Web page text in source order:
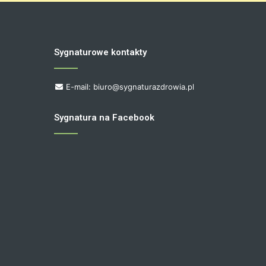
Sygnaturowe kontakty
E-mail: biuro@sygnaturazdrowia.pl
Sygnatura na Facebook